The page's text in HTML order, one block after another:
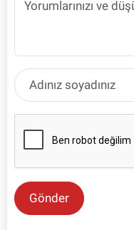
Gönder